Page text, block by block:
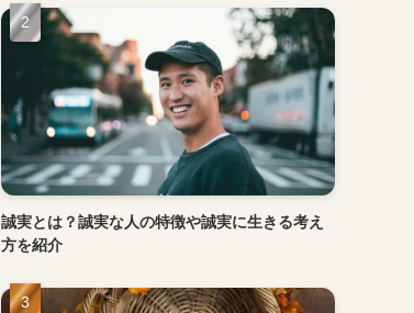
誠実とは？誠実な人の特徴や誠実に生きる考え
方を紹介